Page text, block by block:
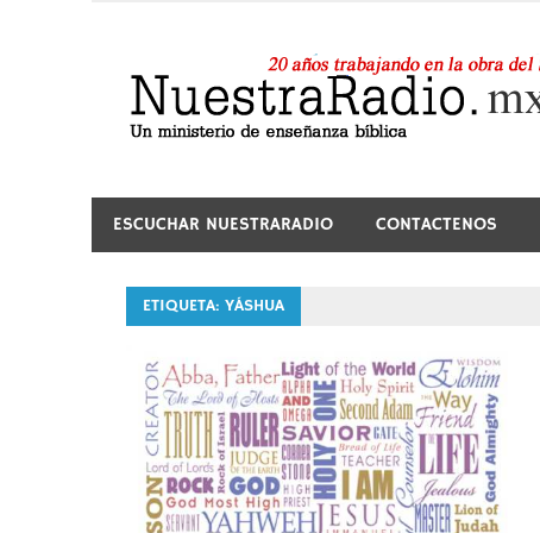
contenido
ESCUCHAR NUESTRARADIO CONTACTENOS
ETIQUETA: YÁSHUA